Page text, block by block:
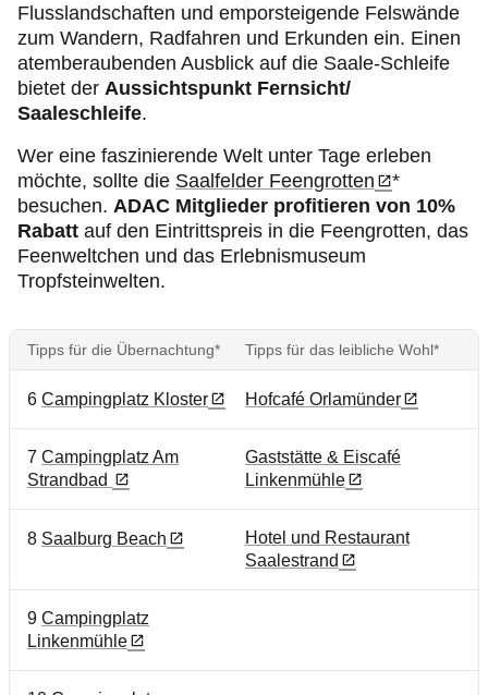
Flusslandschaften und emporsteigende Felswände
zum Wandern, Radfahren und Erkunden ein. Einen
atemberaubenden Ausblick auf die Saale-Schleife
bietet der Aussichtspunkt Fernsicht/
Saaleschleife.
Wer eine faszinierende Welt unter Tage erleben
möchte, sollte die Saalfelder Feengrotten
*
besuchen. ADAC Mitglieder profitieren von 10%
Rabatt auf den Eintrittspreis in die Feengrotten, das
Feenweltchen und das Erlebnismuseum
Tropfsteinwelten.
Tipps für die Übernachtung* Tipps für das leibliche Wohl*
6 Campingplatz Kloster Hofcafé Orlamünder
7 Campingplatz Am
Strandbad
Gaststätte & Eiscafé
Linkenmühle
8 Saalburg Beach
Hotel und Restaurant
Saalestrand
9 Campingplatz
Linkenmühle